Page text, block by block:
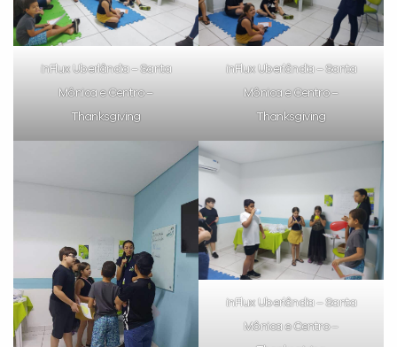
inFlux Uberlândia – Santa
Mônica e Centro –
Thanksgiving
inFlux Uberlândia – Santa
Mônica e Centro –
Thanksgiving
inFlux Uberlândia – Santa
Mônica e Centro –